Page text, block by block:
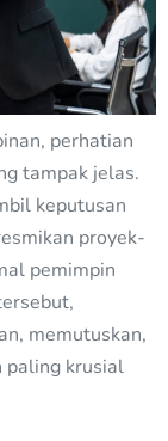
perhatian
tampak jelas.
keputusan
proyek-
pemimpin
memutuskan,
paling krusial